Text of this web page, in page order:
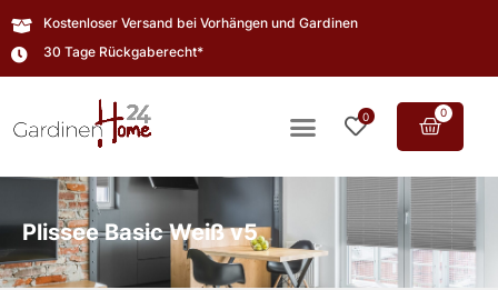
Kostenloser Versand bei Vorhängen und Gardinen
30 Tage Rückgaberecht*
0 0
Plissee Basic Weiß v5